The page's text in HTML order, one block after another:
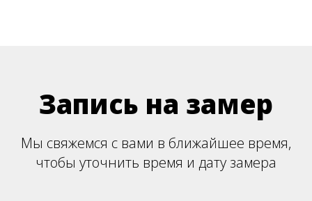
Запись на замер
Мы свяжемся с вами в ближайшее время,
чтобы уточнить время и дату замера